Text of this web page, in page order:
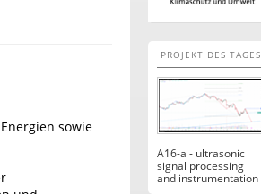
sowie
PROJEKT DES TAGES
A16-a - ultrasonic
signal processing
and instrumentation